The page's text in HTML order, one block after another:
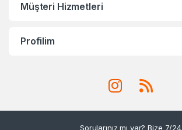
Müşteri Hizmetleri
Profilim
Sorularınız mı var? Bize 7/24